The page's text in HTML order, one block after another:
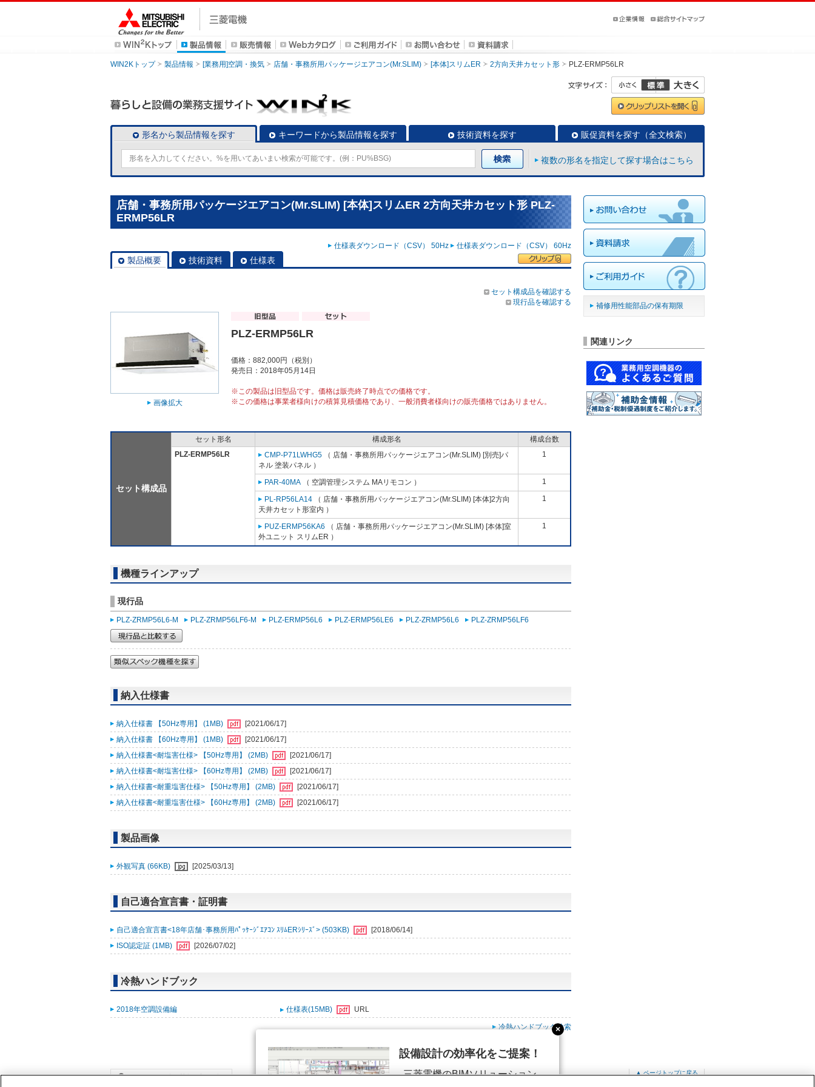
WIN2Kトップ 製品情報 [業務用]空調・換気 店舗・事務所用パッケージエアコン(Mr.SLIM) [本体]スリムER 2方向天井カセット形 PLZ-ERMP56LR
形名から製品情報を探す キーワードから製品情報を探す 技術資料を探す 販促資料を探す（全文検索）
複数の形名を指定して探す場合はこちら
店舗・事務所用パッケージエアコン(Mr.SLIM) [本体]スリムER 2方向天井カセット形 PLZ-
ERMP56LR
仕様表ダウンロード（CSV） 50Hz 仕様表ダウンロード（CSV） 60Hz
製品概要 技術資料 仕様表
セット構成品を確認する
現行品を確認する
画像拡大
PLZ-ERMP56LR
価格：882,000円（税別）
発売日：2018年05月14日
※この製品は旧型品です。価格は販売終了時点での価格です。
※この価格は事業者様向けの積算見積価格であり、一般消費者様向けの販売価格ではありません。
セット構成品
セット形名 構成形名
構成台数
PLZ-ERMP56LR
CMP-P71LWHG5 （ 店舗・事務所用パッケージエアコン(Mr.SLIM) [別売]パ
ネル 塗装パネル ）
1
PAR-40MA （ 空調管理システム MAリモコン ） 1
PL-RP56LA14 （ 店舗・事務所用パッケージエアコン(Mr.SLIM) [本体]2方向
天井カセット形室内 ）
1
PUZ-ERMP56KA6 （ 店舗・事務所用パッケージエアコン(Mr.SLIM) [本体]室
外ユニット スリムER ）
1
機種ラインアップ
現行品
PLZ-ZRMP56L6-M PLZ-ZRMP56LF6-M PLZ-ERMP56L6 PLZ-ERMP56LE6 PLZ-ZRMP56L6 PLZ-ZRMP56LF6
納入仕様書
納入仕様書 【50Hz専用】 (1MB)
[2021/06/17]
納入仕様書 【60Hz専用】 (1MB)
[2021/06/17]
納入仕様書<耐塩害仕様> 【50Hz専用】 (2MB)
[2021/06/17]
納入仕様書<耐塩害仕様> 【60Hz専用】 (2MB)
[2021/06/17]
納入仕様書<耐重塩害仕様> 【50Hz専用】 (2MB)
[2021/06/17]
納入仕様書<耐重塩害仕様> 【60Hz専用】 (2MB)
[2021/06/17]
製品画像
外観写真 (66KB) [2025/03/13]
自己適合宣言書・証明書
自己適合宣言書<18年店舗･事務所用ﾊﾟｯｹｰｼﾞｴｱｺﾝ ｽﾘﾑERｼﾘｰｽﾞ> (503KB)
[2018/06/14]
ISO認定証 (1MB)
[2026/07/02]
冷熱ハンドブック
2018年空調設備編 仕様表(15MB) URL
冷熱ハンドブック検索
補修用性能部品の保有期限
関連リンク
▲ ページトップに戻る
設備設計の効率化をご提案！
三菱電機のBIMソリューション